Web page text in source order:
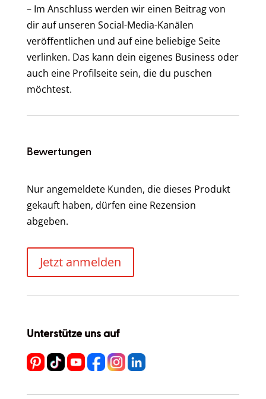
– Im Anschluss werden wir einen Beitrag von
dir auf unseren Social-Media-Kanälen
veröffentlichen und auf eine beliebige Seite
verlinken. Das kann dein eigenes Business oder
auch eine Profilseite sein, die du puschen
möchtest.
Bewertungen
Nur angemeldete Kunden, die dieses Produkt
gekauft haben, dürfen eine Rezension
abgeben.
Jetzt anmelden
Unterstütze uns auf